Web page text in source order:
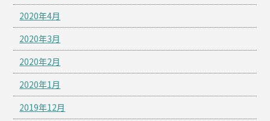
2020年4月
2020年3月
2020年2月
2020年1月
2019年12月